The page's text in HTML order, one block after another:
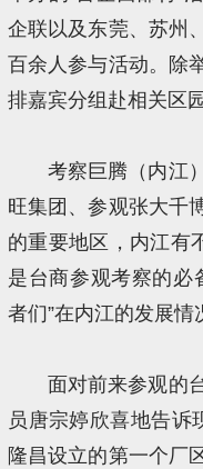
企联以及东莞、苏州
百余人参与活动。除
排嘉宾分组赴相关区
考察巨腾（内江
旺集团、参观张大
的重要地区，内江有
是台商参观考察的必
者们”在内江的发展情
面对前来参观的
员唐宗婷欣喜地告诉
隆昌设立的第一个